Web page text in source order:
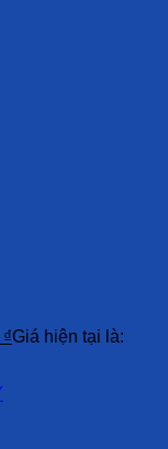
₫Giá hiện tại là: